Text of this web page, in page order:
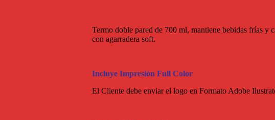
Termo doble pared de 700 ml, mantiene bebidas frías y
con agarradera soft.
Incluye Impresión Full Color
El Cliente debe enviar el logo en Formato Adobe